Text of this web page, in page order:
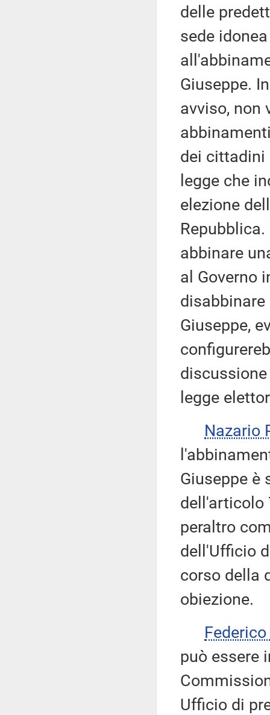
delle
sede
Giuseppe.
avviso, non
dei cittadini
legge che
elezione
abbinare
al Governo
disabbinare
Giuseppe,
legge
Nazario
Giuseppe
dell'articolo
peraltro
dell'Ufficio
corso della
obiezione.
Federico
può essere
Ufficio di